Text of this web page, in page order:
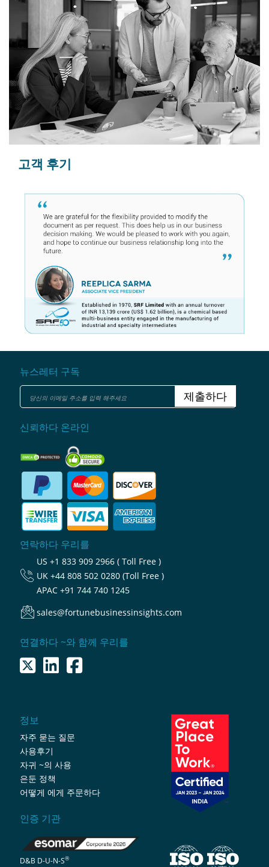
고객 후기
뉴스레터 구독
제출하다
신뢰하다 온라인
연락하다 우리를
US +1 833 909 2966 ( Toll Free )
UK +44 808 502 0280 (Toll Free )
APAC +91 744 740 1245
sales@fortunebusinessinsights.com
연결하다 ~와 함께 우리를
정보
자주 묻는 질문
사용후기
자귀 ~의 사용
은둔 정책
어떻게 에게 주문하다
인증 기관
D&B D-U-N-S®